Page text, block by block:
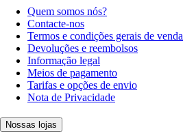
Quem somos nós?
Contacte-nos
Termos e condições gerais de venda
Devoluções e reembolsos
Informação legal
Meios de pagamento
Tarifas e opções de envio
Nota de Privacidade
Nossas lojas